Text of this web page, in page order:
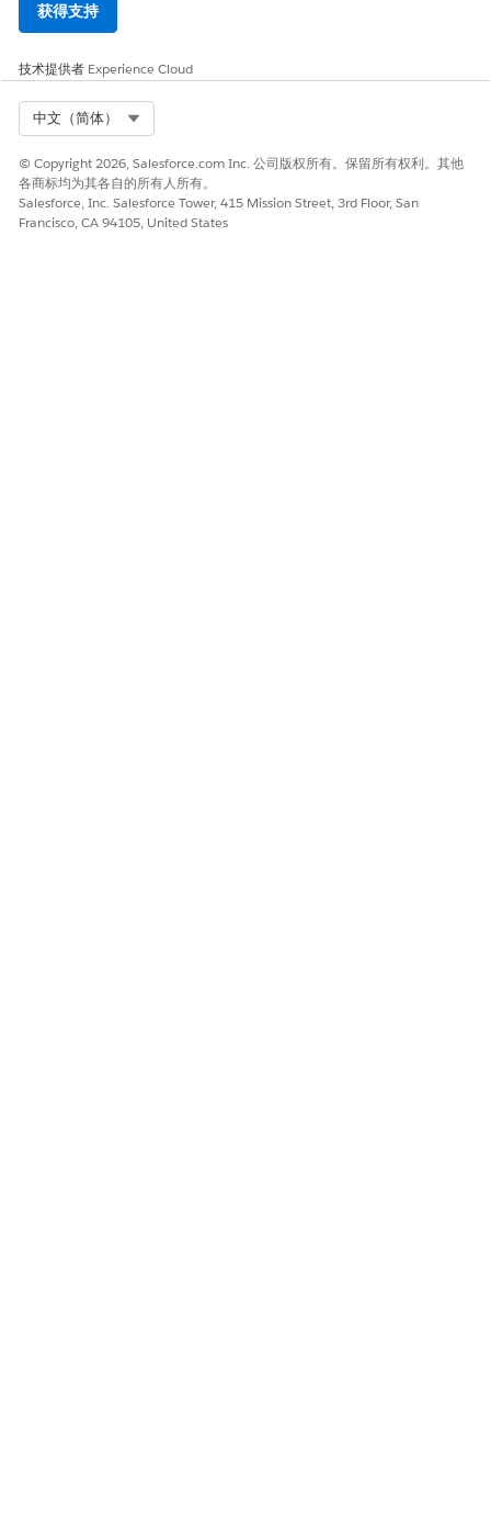
获得支持
技术提供者 Experience Cloud
中文（简体）
© Copyright 2026, Salesforce.com Inc. 公司版权所有。保留所有权利。其他
各商标均为其各自的所有人所有。
Salesforce, Inc. Salesforce Tower, 415 Mission Street, 3rd Floor, San
Francisco, CA 94105, United States